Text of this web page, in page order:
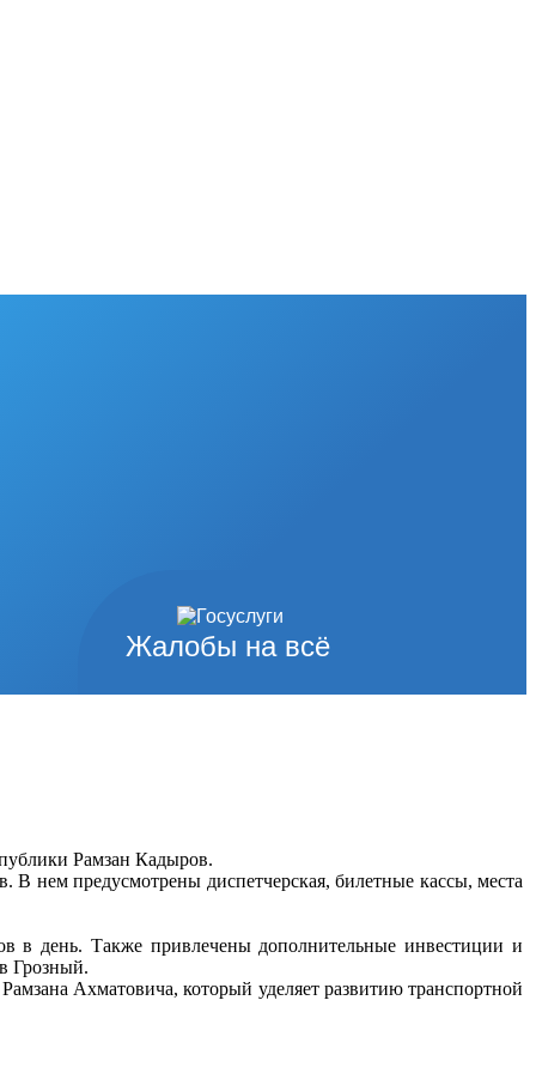
Жалобы на всё
Рамзан Кадыров.
В нем предусмотрены диспетчерская, билетные кассы, места
в день. Также привлечены дополнительные инвестиции и
Грозный.
Ахматовича, который уделяет развитию транспортной